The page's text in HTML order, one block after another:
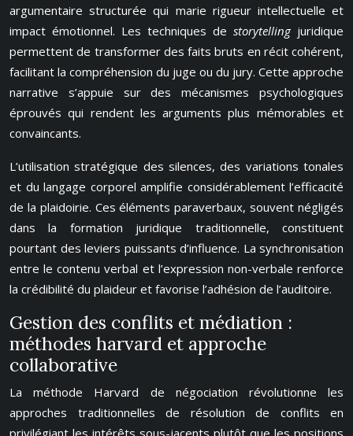
argumentaire structurée qui marie rigueur intellectuelle et
impact émotionnel. Les techniques de storytelling juridique
permettent de transformer des faits bruts en récit cohérent,
facilitant la compréhension du juge ou du jury. Cette approche
narrative s’appuie sur des mécanismes psychologiques
éprouvés qui rendent les arguments plus mémorables et
convaincants.
L’utilisation stratégique des silences, des variations tonales
et du langage corporel amplifie considérablement l’efficacité
de la plaidoirie. Ces éléments paraverbaux, souvent négligés
dans la formation juridique traditionnelle, constituent
pourtant des leviers puissants d’influence. La synchronisation
entre le contenu verbal et l’expression non-verbale renforce
la crédibilité du plaideur et favorise l’adhésion de l’auditoire.
Gestion des conflits et médiation :
méthodes harvard et approche
collaborative
La méthode Harvard de négociation révolutionne les
approches traditionnelles de résolution de conflits en
privilégiant les intérêts sous-jacents plutôt que les positions